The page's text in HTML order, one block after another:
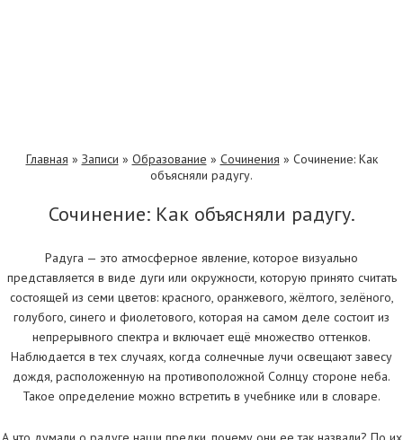
Главная » Записи » Образование » Сочинения » Сочинение: Как
объясняли радугу.
Сочинение: Как объясняли радугу.
Радуга — это атмосферное явление, которое визуально
представляется в виде дуги или окружности, которую принято считать
состоящей из семи цветов: красного, оранжевого, жёлтого, зелёного,
голубого, синего и фиолетового, которая на самом деле состоит из
непрерывного спектра и включает ещё множество оттенков.
Наблюдается в тех случаях, когда солнечные лучи освещают завесу
дождя, расположенную на противоположной Солнцу стороне неба.
Такое определение можно встретить в учебнике или в словаре.